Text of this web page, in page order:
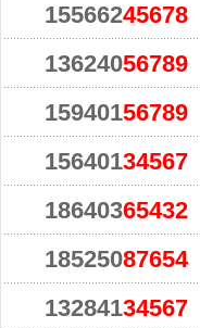
15566245678
13624056789
15940156789
15640134567
18640365432
18525087654
13284134567